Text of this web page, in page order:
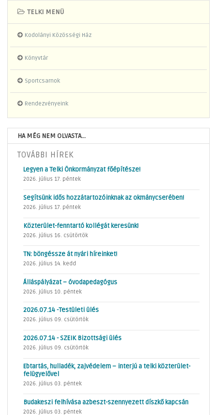
TELKI MENÜ
Kodolányi Közösségi Ház
Könyvtár
Sportcsarnok
Rendezvényeink
HA MÉG NEM OLVASTA...
TOVÁBBI HÍREK
Legyen a Telki Önkormányzat főépítésze!
2026. július 17. péntek
Segítsünk idős hozzátartozóinknak az okmánycserében!
2026. július 17. péntek
Közterület-fenntartó kollégát keresünk!
2026. július 16. csütörtök
TN: böngéssze át nyári híreinket!
2026. július 14. kedd
Álláspályázat – óvodapedagógus
2026. július 10. péntek
2026.07.14 -Testületi ülés
2026. július 09. csütörtök
2026.07.14 - SZEIK Bizottsági ülés
2026. július 09. csütörtök
Ebtartás, hulladék, zajvédelem – interjú a telki közterület-
felügyelővel
2026. július 03. péntek
Budakeszi felhívása azbeszt-szennyezett díszkő kapcsán
2026. július 03. péntek